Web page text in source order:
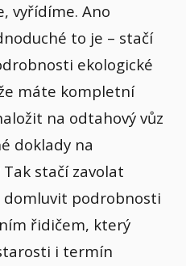
vyřídíme. Ano
to je – stačí
ekologické
máte kompletní
na odtahový vůz
doklady na
stačí zavolat
domluvit podrobnosti
řidičem, který
i termín